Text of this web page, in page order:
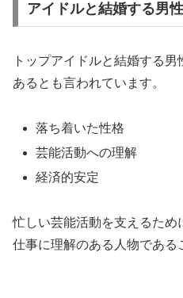
アイドルと結婚する男
トップアイドルと結婚する
あるとも言われています。
落ち着いた性格
芸能活動への理解
経済的安定
忙しい芸能活動を支えるため
仕事に理解のある人物である